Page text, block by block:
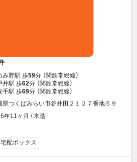
み野駅 歩59分 （関鉄常総線）
井駅 歩62分 （関鉄常総線）
手駅 歩69分 （関鉄常総線）
県つくばみらい市谷井田２１２７番地５９
年11ヶ月 / 木造
宅配ボックス